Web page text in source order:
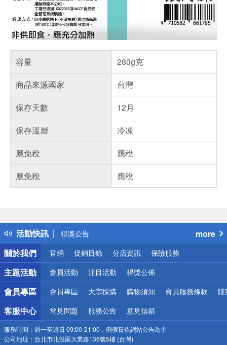
容量
280g克
商品來源國家
台灣
保存天數
12月
保存溫層
冷凍
應免稅
應稅
應免稅
應稅
活動快訊
得獎公告
熱門話題
銀行優惠
偏遠地區配送
詐騙網頁！請小心！
more
關於我們
官網 促銷目錄 分店資訊 保險服務
主題活動 會員活動 注目活動 得獎公佈
會員專區 會員專區 大宗採購 購物須知 會員服務條款 隱
客服中心 常見問題 服務公告 意見信箱
服務時間： 週一至週日 09:00-21:00，例假日依網站公告為主
公司地址： 台北市北投區大業路136號5樓 (台灣)